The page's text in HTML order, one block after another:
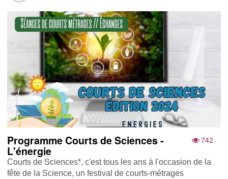
742
Programme Courts de Sciences -
L'énergie
Courts de Sciences*, c'est tous les ans à l'occasion de la
fête de la Science, un festival de courts-métrages